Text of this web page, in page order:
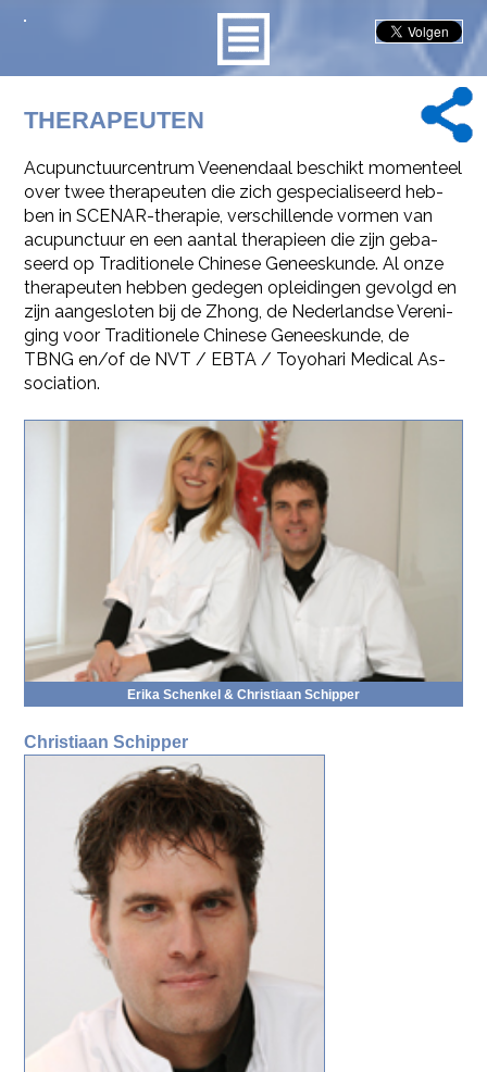
THE­RA­PEU­TEN
Acu­punc­tuur­cen­trum Veen­en­daal be­schikt mo­men­teel
over twee the­ra­peu­ten die zich ge­spe­ci­a­li­seerd heb­
ben in SCE­NAR-the­ra­pie, ver­schil­len­de vor­men van
acu­punc­tuur en een aan­tal the­ra­pi­een die zijn ge­ba­
seerd op Tra­di­ti­o­ne­le Chi­ne­se Ge­nees­kun­de. Al onze
the­ra­peu­ten heb­ben ge­de­gen op­lei­din­gen ge­volgd en
zijn aan­ge­slo­ten bij de Zhong, de Ne­der­land­se Ver­e­ni­
ging voor Tra­di­ti­o­ne­le Chi­ne­se Ge­nees­kun­de, de
TBNG en/of de NVT / EBTA / Toyo­ha­ri Me­di­cal As­
so­ci­a­ti­on.
Erika Schen­kel & Chris­ti­aan Schip­per
Chris­ti­aan Schip­per